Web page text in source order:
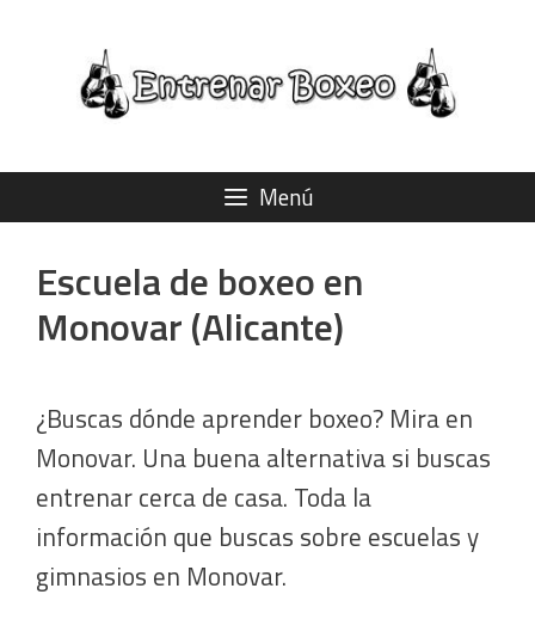
contenido
Menú
Escuela de boxeo en
Monovar (Alicante)
¿Buscas dónde aprender boxeo? Mira en
Monovar. Una buena alternativa si buscas
entrenar cerca de casa. Toda la
información que buscas sobre escuelas y
gimnasios en Monovar.